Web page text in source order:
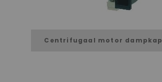
Centrifugaal motor dampkap